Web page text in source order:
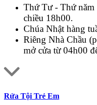
Thứ Tư - Thứ năm
chiều 18h00.
Chúa Nhật hàng
Riêng Nhà Chầu
mở cửa từ 04h00
Rửa Tội Trẻ Em